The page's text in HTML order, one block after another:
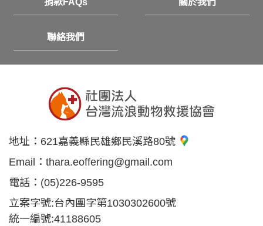
捐款FAQs 關於我們
聯絡我們
地址： 621嘉義縣民雄鄉民溪路80號
Email： thara.eoffering@gmail.com
電話： (05)226-9595
立案字號:台內團字第1030302600號
統一編號:41188605